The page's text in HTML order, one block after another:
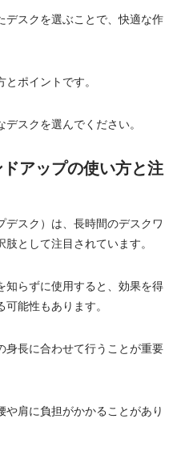
デスクを選ぶことで、快適な作
ポイントです。
スクを選んでください。
アップの使い方と注
デスク）は、長時間のデスクワ
として注目されています。
知らずに使用すると、効果を得
能性もあります。
身長に合わせて行うことが重要
肩に負担がかかることがあり